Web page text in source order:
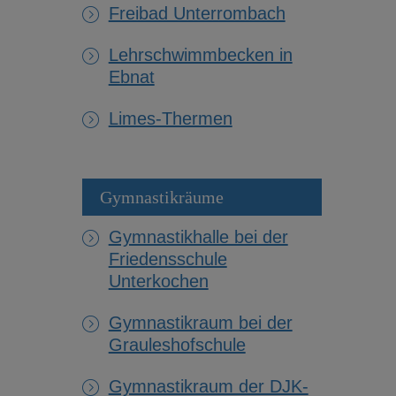
Freibad Unterrombach
Lehrschwimmbecken in
Ebnat
Limes-Thermen
Gymnastikräume
Gymnastikhalle bei der
Friedensschule
Unterkochen
Gymnastikraum bei der
Grauleshofschule
Gymnastikraum der DJK-